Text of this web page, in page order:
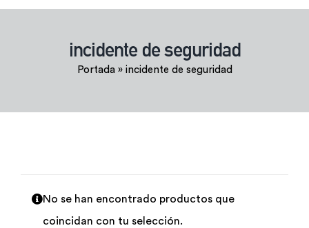
Comprar ahora
incidente de seguridad
Portada» incidente de seguridad
No se han encontrado productos que
coincidan con tu selección.